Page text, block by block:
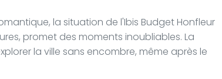
la situation de l'Ibis Budget Honfleur
promet des moments inoubliables. La
la ville sans encombre, même après le